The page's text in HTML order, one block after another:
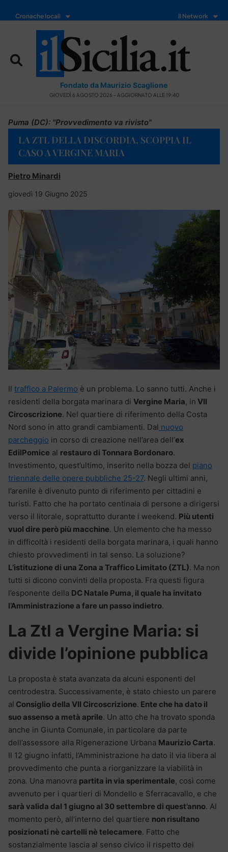
Cronache locali Il Network
Fondato da Maurizio Scaglione
GIOVEDÌ 6 AGOSTO 2026 - AGGIORNATO ALLE 19:40
Puma (DC): "Provvedimento va rivisto"
LA ZTL DELLA DISCORDIA, SCOPPIA IL
CASO A VERGINE MARIA
Pietro Minardi
giovedì 19 Giugno 2025
Il traffico a Palermo è un problema. Lo sanno tutti. Anche i
residenti della borgata marinara di Vergine Maria, in VII
Circoscrizione. Nel quartiere di riferimento della Costa
Nord sono in atto grandi cambiamenti. Dal nuovo
parcheggio in corso di creazione nell’area dell’ex
EdilPomice al restauro di Tonnara Bordonaro.
Investimento, quest’ultimo, inserito nella bozza del piano
triennale delle opere pubbliche 25-27. Negli ultimi anni,
l’arenile è divenuto punto di riferimento per cittadini e
turisti. Fatto che ha portato centinaia di persone a dirigersi
verso il litorale, soprattutto durante i weekend. Più utenti
vuol dire però più macchine. Un elemento che ha messo
in difficoltà i residenti della borgata marinara, i quali hanno
chiesto provvedimenti in tal senso. La soluzione?
L’istituzione di una Zona a Traffico Limitato (ZTL). Ma non
tutti si dicono convinti della proposta. Fra questi figura
l’esponente della DC Natale Puma, il quale ha invitato
l’Amministrazione a fare un passo indietro.
La Ztl a Vergine Maria: si
divide l’opinione pubblica
La proposta è stata avanzata da alcuni esponenti del
centrodestra. Successivamente, è stato chiesto un parere
al Consiglio della VII Circoscrizione. Ente che ha dato il
suo assenso a metà aprile. Un atto che ha trovato sponda
anche in Giunta Comunale, in particolare da parte
dell’assessore alla Rigenerazione Urbana Maurizio Carta.
Il 12 giugno infatti, l’Amministrazione ha dato il via libera al
provvedimento che punta a riorganizzare la viabilità in
zona. Una manovra partita in via sperimentale, così come
avvenuto per i quartieri di Mondello e Sferracavallo, e che
sarà valida dal 1 giugno al 30 settembre di quest’anno. Al
momento però, all’interno del quartiere non risultano
posizionati nè cartelli nè telecamere. Fatto che
sostanzialmente lascia al senso civico il rispetto dei